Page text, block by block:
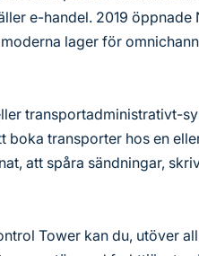
e-handel. 2019
lager för
transportadministrativt-
boka transporter hos en
att spåra sändningar,
Tower kan du, utöver